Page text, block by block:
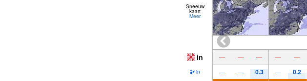
Sneeuw
kaart
Meer
in — — — — —
in — — 0.3 — 0.2